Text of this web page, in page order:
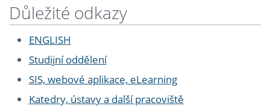
Důležité odkazy
ENGLISH
Studijní oddělení
SIS, webové aplikace, eLearning
Katedry, ústavy a další pracoviště